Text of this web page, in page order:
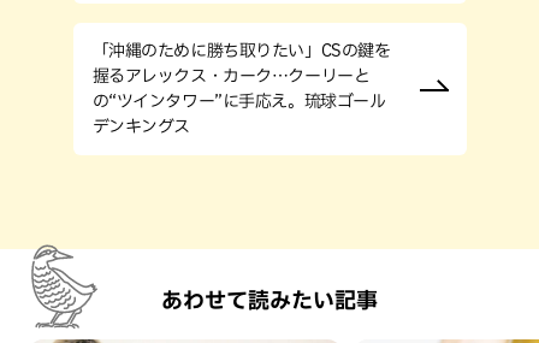
「沖縄のために勝ち取りたい」CSの鍵を
握るアレックス・カーク…クーリーと
の“ツインタワー”に手応え。琉球ゴール
デンキングス
あわせて読みたい記事